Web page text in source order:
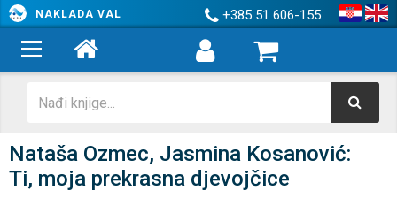
NAKLADA VAL +385 51 606-155
Nataša Ozmec, Jasmina Kosanović:
Ti, moja prekrasna djevojčice